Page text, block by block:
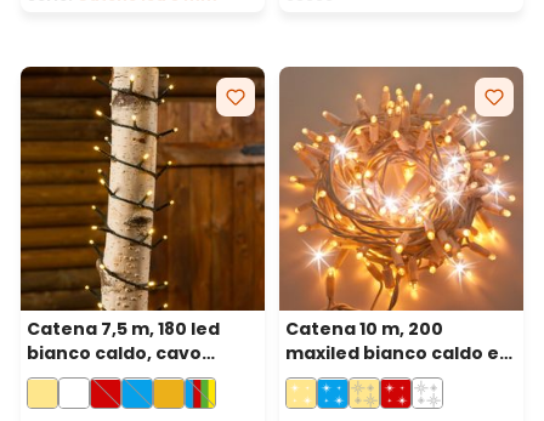
Catena 7,5 m, 180 led
bianco caldo, cavo
verde
Catena 10 m, 200
maxiled bianco caldo e
bianco freddo, cavo
bianco, prolungabile,